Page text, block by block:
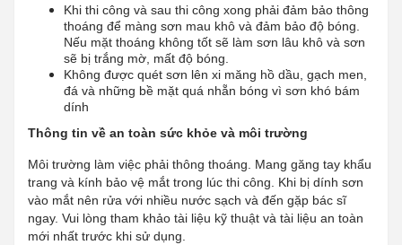
Khi thi công và sau thi công xong phải đảm bảo thông
thoáng để màng sơn mau khô và đảm bảo độ bóng.
Nếu mặt thoáng không tốt sẽ làm sơn lâu khô và sơn
sẽ bị trắng mờ, mất độ bóng.
Không được quét sơn lên xi măng hồ dầu, gạch men,
đá và những bề mặt quá nhẵn bóng vì sơn khó bám
dính
Thông tin về an toàn sức khỏe và môi trường
Môi trường làm việc phải thông thoáng. Mang găng tay khẩu
trang và kính bảo vệ mắt trong lúc thi công. Khi bị dính sơn
vào mắt nên rửa với nhiều nước sạch và đến gặp bác sĩ
ngay. Vui lòng tham khảo tài liệu kỹ thuật và tài liệu an toàn
mới nhất trước khi sử dụng.